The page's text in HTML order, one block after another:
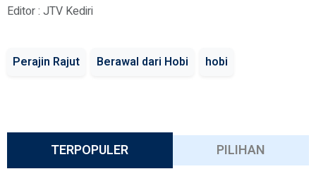
Editor : JTV Kediri
Perajin Rajut Berawal dari Hobi hobi
TERPOPULER PILIHAN